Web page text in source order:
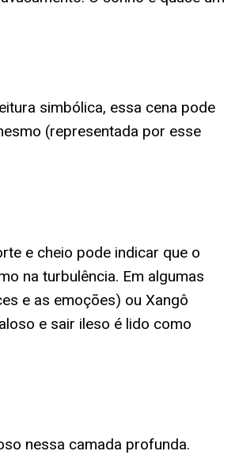
simbólica, essa cena pode
(representada por esse
e cheio pode indicar que o
na turbulência. Em algumas
e as emoções) ou Xangô
e sair ileso é lido como
nessa camada profunda.